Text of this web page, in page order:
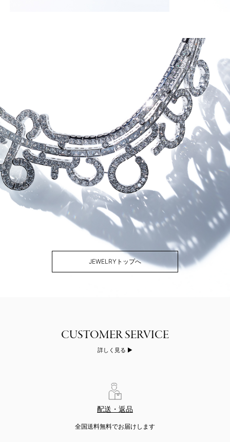
JEWELRYトップへ
詳しく見る
配送・返品
全国送料無料でお届けします